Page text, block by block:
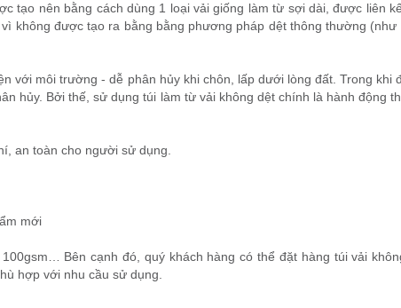
tạo nên bằng cách dùng 1 loại vải giống làm từ sợi dài, được liên
không được tạo ra bằng bằng phương pháp dệt thông thường (như
với môi trường - dễ phân hủy khi chôn, lấp dưới lòng đất. Trong khi
hủy. Bởi thế, sử dụng túi làm từ vải không dệt chính là hành động
an toàn cho người sử dụng.
mới
Bên cạnh đó, quý khách hàng có thể đặt hàng túi vải
hợp với nhu cầu sử dụng.